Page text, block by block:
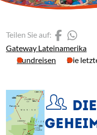
Gateway Lateinamerika
Rundreisen
Die
Teilen Sie auf: